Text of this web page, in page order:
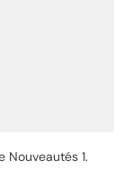
Nouveautés 1.